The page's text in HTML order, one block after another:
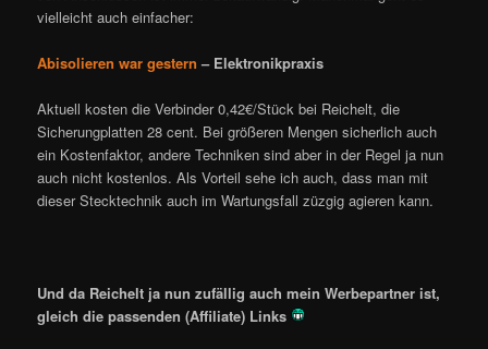
vielleicht auch einfacher:
Abisolieren war gestern – Elektronikpraxis
Aktuell kosten die Verbinder 0,42€/Stück bei Reichelt, die
Sicherungplatten 28 cent. Bei größeren Mengen sicherlich auch
ein Kostenfaktor, andere Techniken sind aber in der Regel ja nun
auch nicht kostenlos. Als Vorteil sehe ich auch, dass man mit
dieser Stecktechnik auch im Wartungsfall züzgig agieren kann.
Und da Reichelt ja nun zufällig auch mein Werbepartner ist,
gleich die passenden (Affiliate) Links